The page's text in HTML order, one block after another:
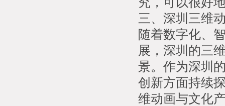
三、深圳三维
随着数字化、
展，深圳的三
景。作为深圳
创新方面持续
维动画与文化